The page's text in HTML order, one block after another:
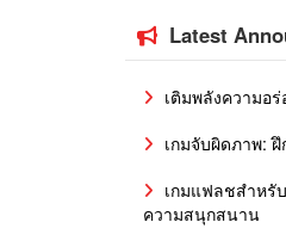
Latest
เติมพลังความอ
เกมจับผิดภาพ:
เกมแฟลชสำหรั
ความสนุกสนาน